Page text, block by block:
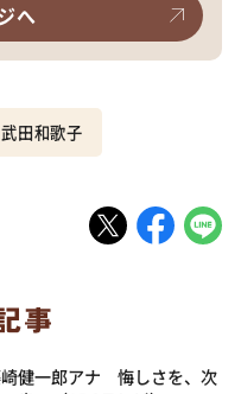
へ
武田和歌子
健一郎アナ 悔しさを、次